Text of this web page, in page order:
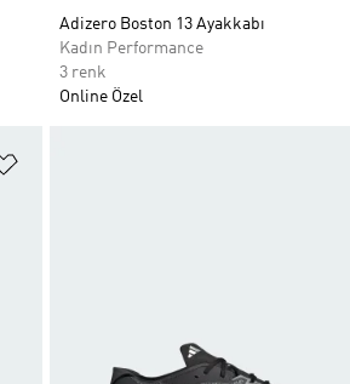
Adizero Boston 13 Ayakkabı
Kadın Performance
3 renk
Online Özel